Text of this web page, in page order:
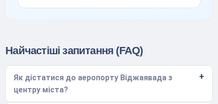
Найчастіші запитання (FAQ)
Як дістатися до аеропорту Віджаявада з
центру міста?